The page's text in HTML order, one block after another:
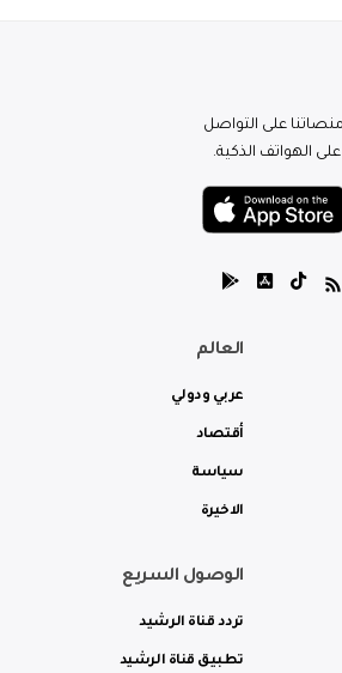
على التواصل
الهواتف الذكية.
العالم
عربي ودولي
أقتصاد
سياسة
الاخيرة
الوصول السريع
تردد قناة الرشيد
تطبيق قناة الرشيد